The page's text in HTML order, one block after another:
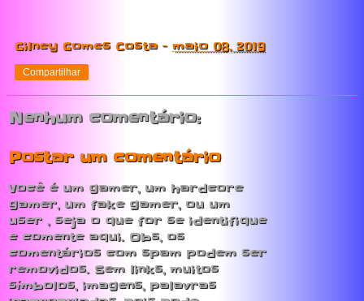
Gilney Gomes Costa - maio 08, 2019
Compartilhar
Nenhum comentário:
Postar um comentário
Você é um gamer, um hardcore
gamer, um fake gamer, ou um
user , seja o que for se identifique
e comente aqui. Obs, os
comentários com spam podem ser
removidos. Sem links, muitos
símbolos, imagens, palavras